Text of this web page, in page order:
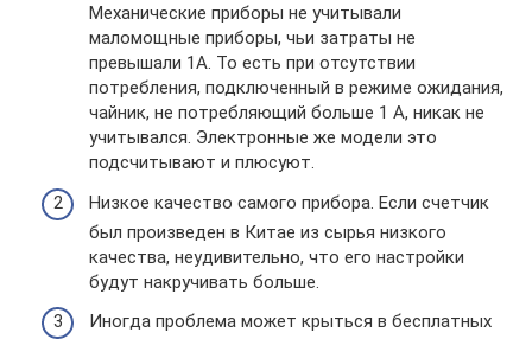
Механические приборы не учитывали
маломощные приборы, чьи затраты не
превышали 1А. То есть при отсутствии
потребления, подключенный в режиме ожидания,
чайник, не потребляющий больше 1 А, никак не
учитывался. Электронные же модели это
подсчитывают и плюсуют.
Низкое качество самого прибора. Если счетчик
был произведен в Китае из сырья низкого
качества, неудивительно, что его настройки
будут накручивать больше.
Иногда проблема может крыться в бесплатных